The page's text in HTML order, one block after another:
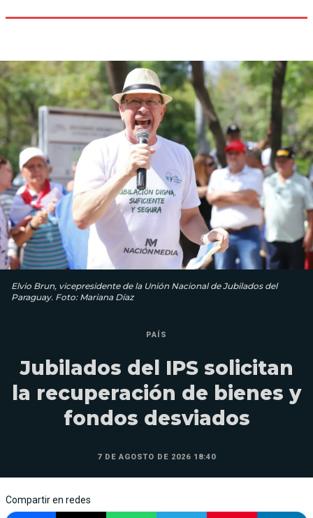
Elvio Brun, vicepresidente de la Unión Nacional de Jubilados del
Paraguay. Foto: Mariana Díaz
PAÍS
Jubilados del IPS solicitan
la recuperación de bienes y
fondos desviados
7 DE AGOSTO DE 2026 18:40
Compartir en redes